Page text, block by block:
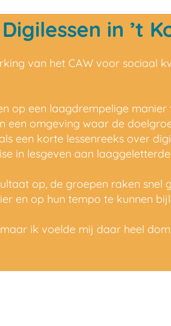
in ’t
van het CAW voor sociaal
op een laagdrempelige
een omgeving waar de
een korte lessenreeks over
in lesgeven aan
op, de groepen raken
en op hun tempo te kunnen
ik voelde mij daar heel